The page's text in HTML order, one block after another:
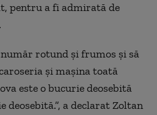
pentru a fi admirată de
rotund şi frumos şi să
şi maşina toată
este o bucurie deosebită
deosebită.”, a declarat Zoltan